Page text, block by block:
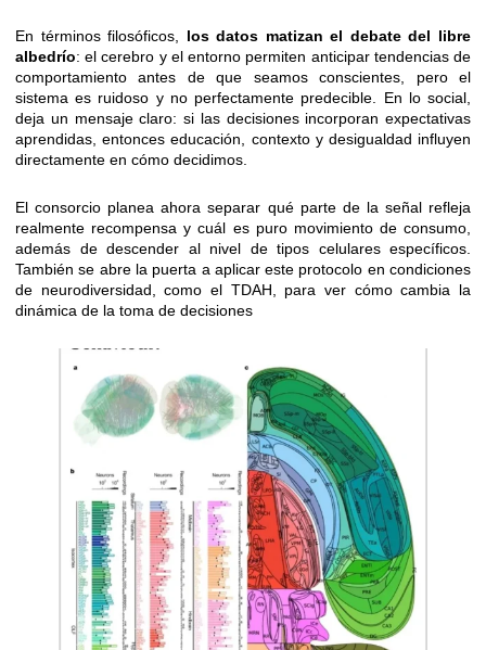
En términos filosóficos, los datos matizan el debate del libre
albedrío: el cerebro y el entorno permiten anticipar tendencias de
comportamiento antes de que seamos conscientes, pero el
sistema es ruidoso y no perfectamente predecible. En lo social,
deja un mensaje claro: si las decisiones incorporan expectativas
aprendidas, entonces educación, contexto y desigualdad influyen
directamente en cómo decidimos.
El consorcio planea ahora separar qué parte de la señal refleja
realmente recompensa y cuál es puro movimiento de consumo,
además de descender al nivel de tipos celulares específicos.
También se abre la puerta a aplicar este protocolo en condiciones
de neurodiversidad, como el TDAH, para ver cómo cambia la
dinámica de la toma de decisiones